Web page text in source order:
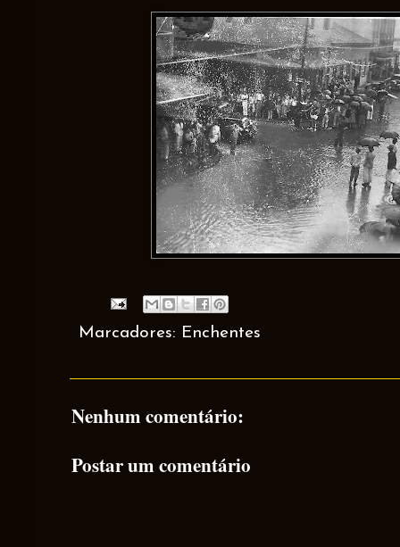
Marcadores: Enchentes
Nenhum comentário:
Postar um comentário